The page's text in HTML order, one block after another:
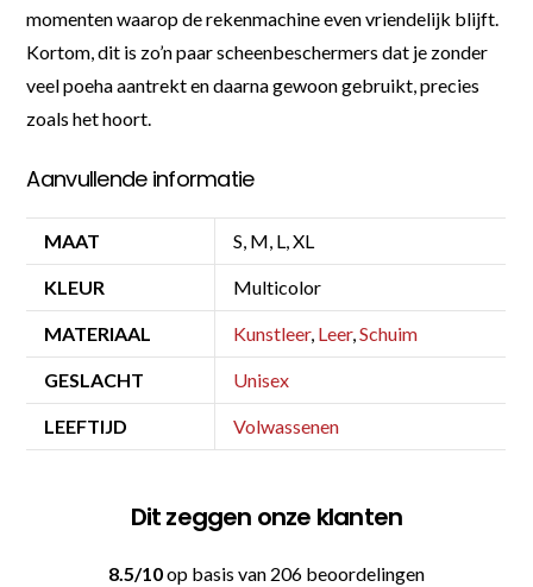
momenten waarop de rekenmachine even vriendelijk blijft.
Kortom, dit is zo’n paar scheenbeschermers dat je zonder
veel poeha aantrekt en daarna gewoon gebruikt, precies
zoals het hoort.
Aanvullende informatie
MAAT S, M, L, XL
KLEUR Multicolor
MATERIAAL Kunstleer, Leer,Schuim
GESLACHT Unisex
LEEFTIJD Volwassenen
Dit zeggen onze klanten
8.5/10op basis van 206 beoordelingen